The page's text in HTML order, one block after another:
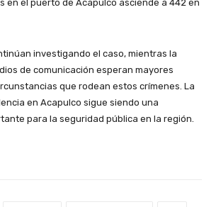
en el puerto de Acapulco asciende a 442 en
investigando el caso, mientras la
de comunicación esperan mayores
que rodean estos crímenes. La
en Acapulco sigue siendo una
para la seguridad pública en la región.